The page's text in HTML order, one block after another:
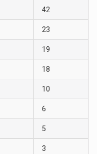
42
23
19
18
10
6
5
3